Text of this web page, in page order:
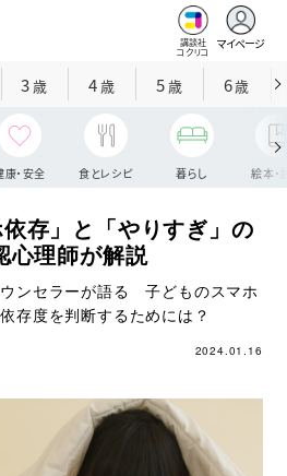
講談社
コクリコ
マイページ
3歳 4歳 5歳 6歳
康・安全 食とレシピ 暮らし 絵本・
存」と「やりすぎ」の
理師が解説
ンセラーが語る 子どものスマホ
度を判断するためには？
2024.01.16